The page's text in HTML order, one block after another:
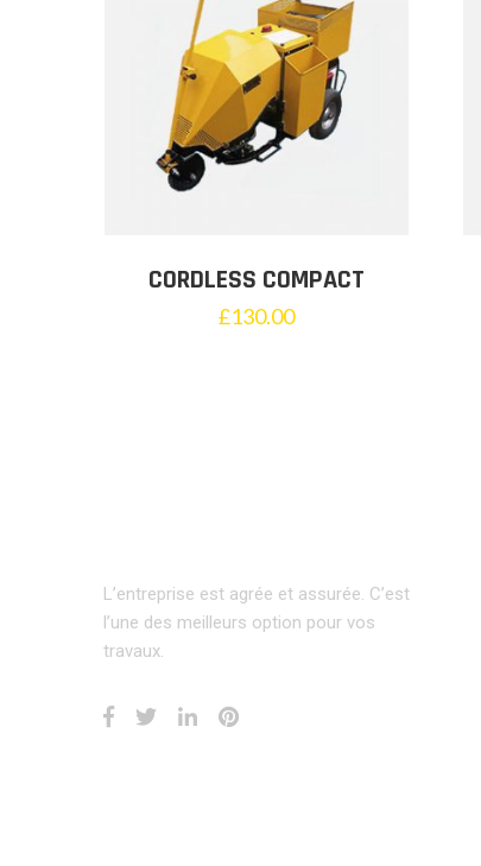
CORDLESS COMPACT
£130.00
L’entreprise est agrée et assurée. C’est
l’une des meilleurs option pour vos
travaux.